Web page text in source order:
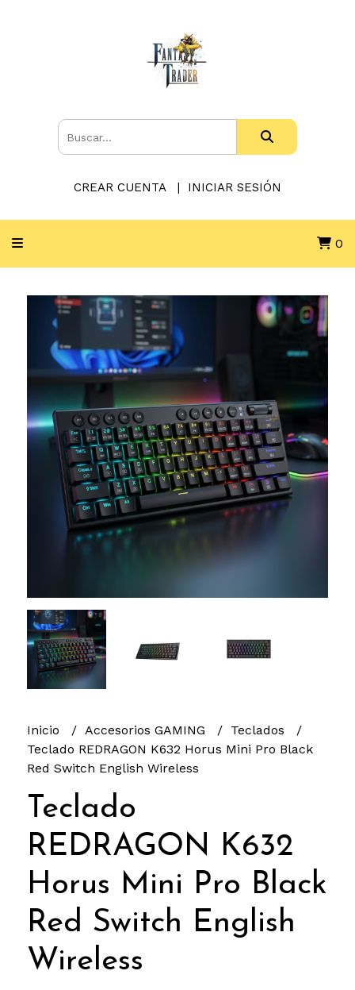
CREAR CUENTA INICIAR SESIÓN
0
Inicio Accesorios GAMING
Teclados
Teclado REDRAGON K632 Horus Mini Pro Black
Red Switch English Wireless
Teclado
REDRAGON K632
Horus Mini Pro Black
Red Switch English
Wireless